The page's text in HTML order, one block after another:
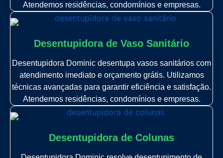
Atendemos residências, condomínios e empresas.
Desentupidora de Vaso Sanitário
Desentupidora Dominic desentupa vasos sanitários com
atendimento imediato e orçamento grátis. Utilizamos
técnicas avançadas para garantir eficiência e satisfação.
Atendemos residências, condomínios e empresas.
Desentupidora de Colunas